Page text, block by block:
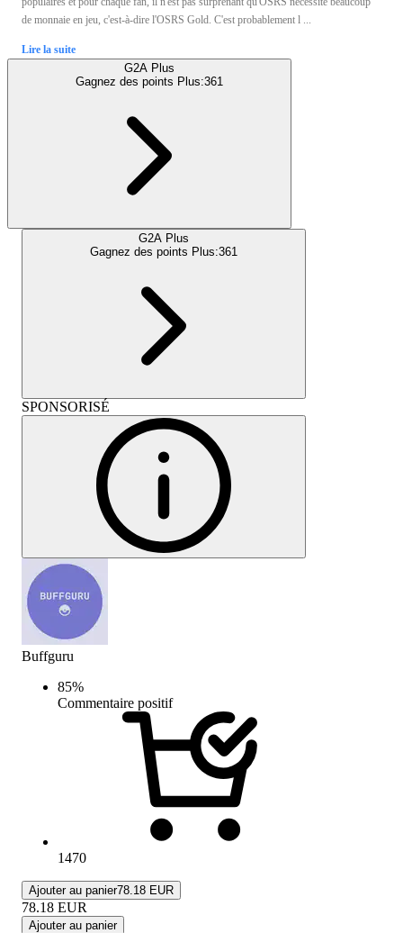
de monnaie en jeu, c'est-à-dire l'OSRS Gold. C'est probablement l ...
Lire la suite
G2A Plus
Gagnez des points Plus:361
G2A Plus
Gagnez des points Plus:361
SPONSORISÉ
Buffguru
85%
Commentaire positif
1470
Ajouter au panier78.18 EUR
78.18 EUR
Ajouter au panier